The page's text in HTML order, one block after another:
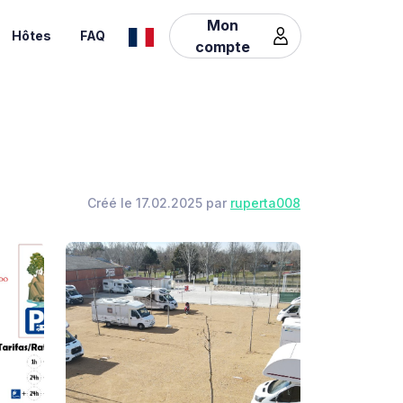
Hôtes FAQ
Mon
compte
Créé le 17.02.2025 par ruperta008